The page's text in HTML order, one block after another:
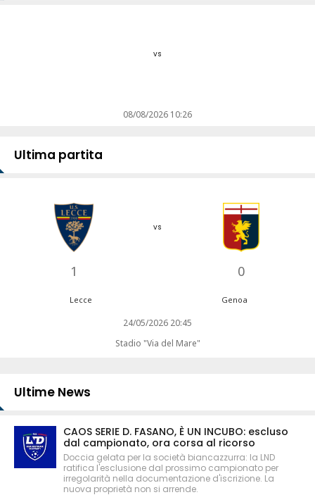
vs
08/08/2026 10:26
Ultima partita
1
vs
0
Lecce Genoa
24/05/2026 20:45
Stadio "Via del Mare"
Ultime News
CAOS SERIE D. FASANO, È UN INCUBO: escluso
dal campionato, ora corsa al ricorso
Doccia gelata per la società biancazzurra: la LND
ratifica l'esclusione dal prossimo campionato per
irregolarità nella documentazione d'iscrizione. La
nuova proprietà non si arrende.